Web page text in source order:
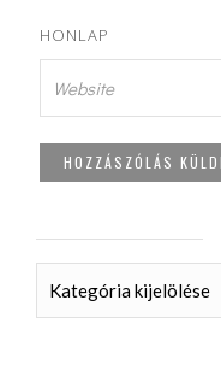
HONLAP
KATEGÓRIÁK